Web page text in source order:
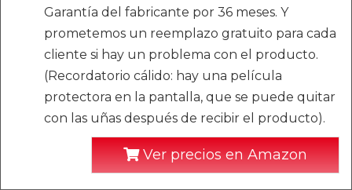
Garantía del fabricante por 36 meses. Y
prometemos un reemplazo gratuito para cada
cliente si hay un problema con el producto.
(Recordatorio cálido: hay una película
protectora en la pantalla, que se puede quitar
con las uñas después de recibir el producto).
Ver precios en Amazon